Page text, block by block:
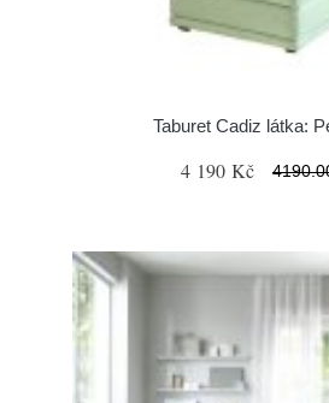
Taburet Cadiz látka:
4 190 Kč